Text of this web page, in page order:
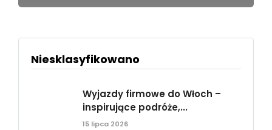
Niesklasyfikowano
Wyjazdy firmowe do Włoch –
inspirujące podróże,...
15 lipca 2026